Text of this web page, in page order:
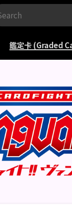
鑑定卡 (Graded